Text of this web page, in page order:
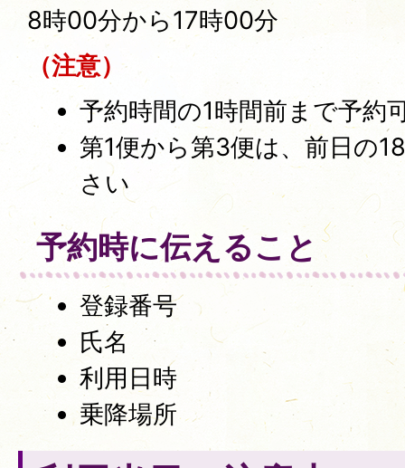
8時00分から17時00分
（注意）
予約時間の1時間前まで予約
第1便から第3便は、前日の
さい
予約時に伝えること
登録番号
氏名
利用日時
乗降場所